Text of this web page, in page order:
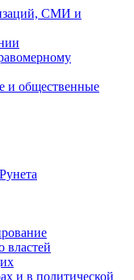
СМИ и
и общественные
властей
и в политической